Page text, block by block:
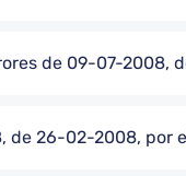
de 09-07-2008,
de 26-02-2008, por